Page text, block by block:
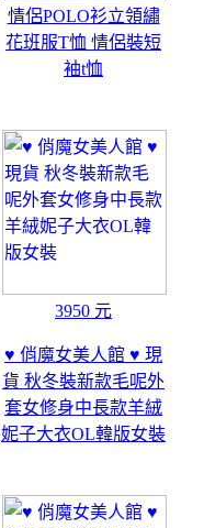
情侶POLO衫立領繡
花班服T恤 情侶裝短
袖t恤
3950 元
♥ 俏魔女美人館 ♥ 現
貨 秋冬裝新款毛呢外
套女修身中長款羊絨
妮子大衣OL韓版女裝